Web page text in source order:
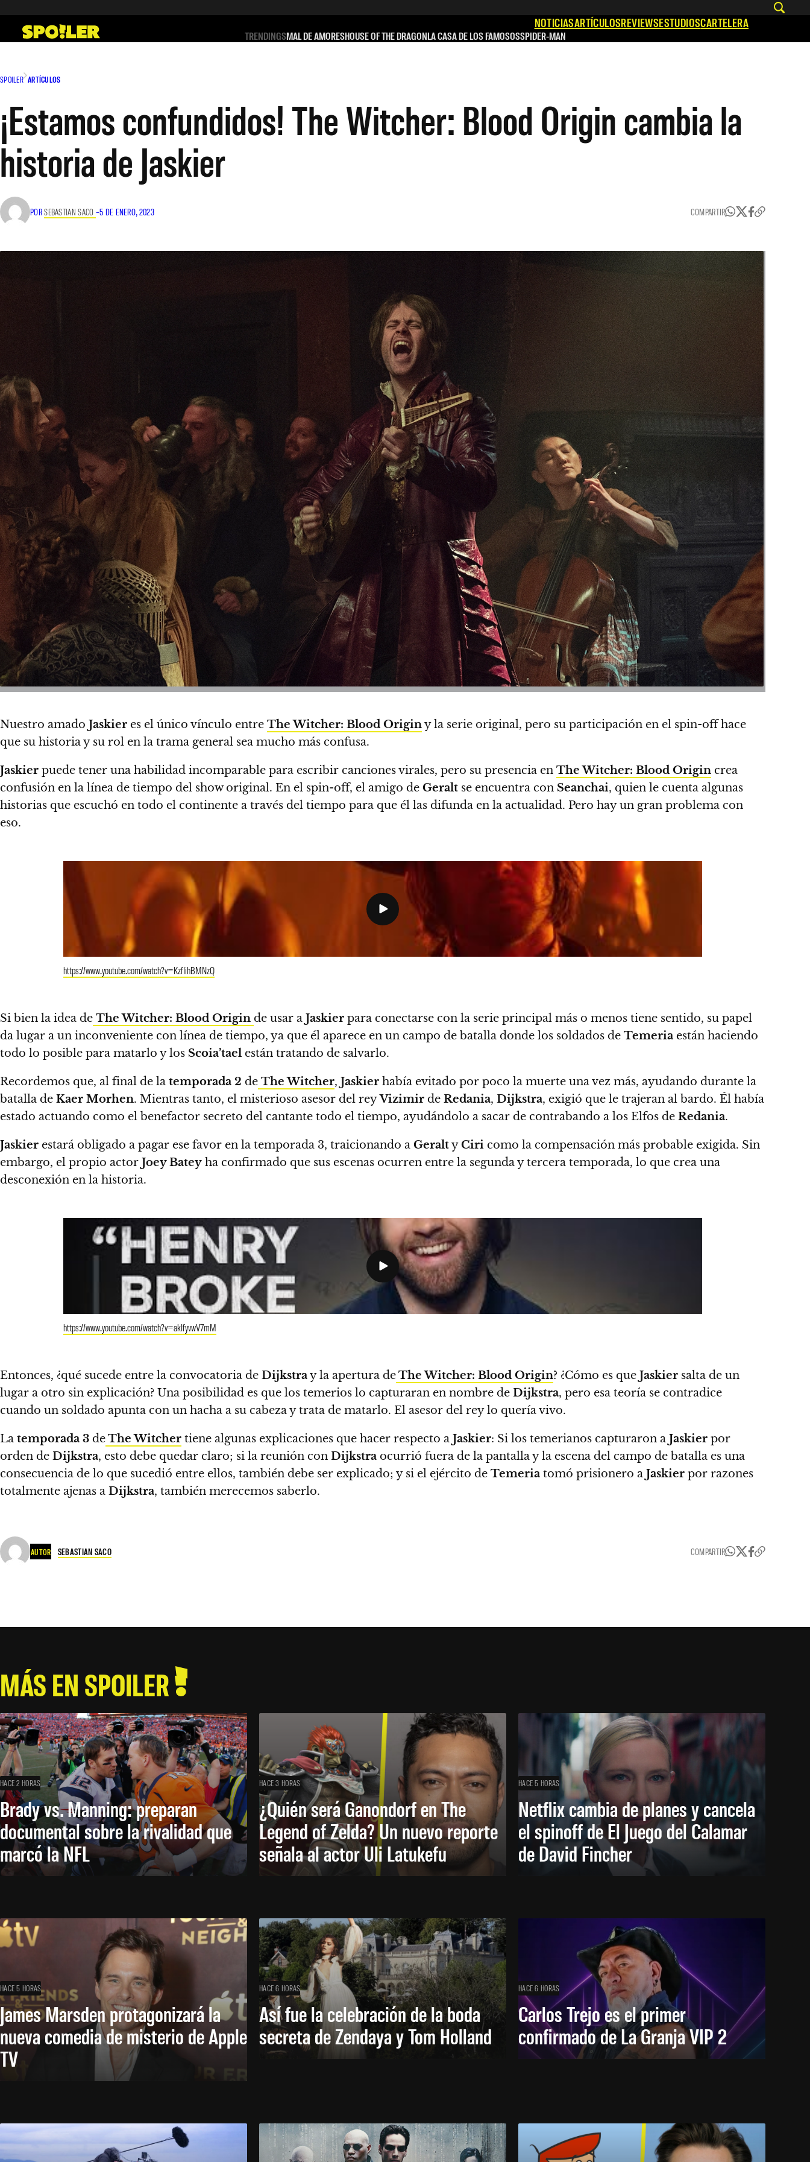
contenido
NOTICIASARTÍCULOSREVIEWSESTUDIOSCARTELERA
TRENDINGSMAL DE AMORESHOUSE OF THE DRAGONLA CASA DE LOS FAMOSOSSPIDER-MAN
SPOILER ARTÍCULOS
¡Estamos confundidos! The Witcher: Blood Origin cambia la
historia de Jaskier
PORSEBASTIAN SACO –5 DE ENERO, 2023 COMPARTIR
Nuestro amado Jaskier es el único vínculo entre The Witcher: Blood Originy la serie original, pero su participación en el spin-off hace
que su historia y su rol en la trama general sea mucho más confusa.
Jaskier puede tener una habilidad incomparable para escribir canciones virales, pero su presencia en The Witcher: Blood Origin crea
confusión en la línea de tiempo del show original. En el spin-off, el amigo de Geralt se encuentra con Seanchai, quien le cuenta algunas
historias que escuchó en todo el continente a través del tiempo para que él las difunda en la actualidad. Pero hay un gran problema con
eso.
https://www.youtube.com/watch?v=KzfIihBMNzQ
Si bien la idea de The Witcher: Blood Origin de usar a Jaskier para conectarse con la serie principal más o menos tiene sentido, su papel
da lugar a un inconveniente con línea de tiempo, ya que él aparece en un campo de batalla donde los soldados de Temeria están haciendo
todo lo posible para matarlo y los Scoia’tael están tratando de salvarlo.
Recordemos que, al final de la temporada 2 de The Witcher, Jaskier había evitado por poco la muerte una vez más, ayudando durante la
batalla de Kaer Morhen. Mientras tanto, el misterioso asesor del reyVizimir de Redania, Dijkstra, exigió que le trajeran al bardo. Él había
estado actuando como el benefactor secreto del cantante todo el tiempo, ayudándolo a sacar de contrabando a los Elfos de Redania.
Jaskier estará obligado a pagar ese favor en la temporada 3, traicionando a GeraltyCiri como la compensación más probable exigida. Sin
embargo, el propio actor Joey Batey ha confirmado que sus escenas ocurren entre la segunda y tercera temporada, lo que crea una
desconexión en la historia.
https://www.youtube.com/watch?v=akIfyvwV7mM
Entonces, ¿qué sucede entre la convocatoria de Dijkstray la apertura deThe Witcher: Blood Origin? ¿Cómo es que Jaskier salta de un
lugar a otro sin explicación? Una posibilidad es que los temerios lo capturaran en nombre de Dijkstra, pero esa teoría se contradice
cuando un soldado apunta con un hacha a su cabeza y trata de matarlo. El asesor del rey lo quería vivo.
La temporada 3 deThe Witcher tiene algunas explicaciones que hacer respecto a Jaskier: Si los temerianos capturaron a Jaskier por
orden de Dijkstra, esto debe quedar claro; si la reunión con Dijkstra ocurrió fuera de la pantalla y la escena del campo de batalla es una
consecuencia de lo que sucedió entre ellos, también debe ser explicado; y si el ejército de Temeria tomó prisionero a Jaskier por razones
totalmente ajenas a Dijkstra, también merecemos saberlo.
AUTOR SEBASTIAN SACO COMPARTIR
MÁS EN SPOILER
HACE 2 HORAS
Brady vs. Manning: preparan
documental sobre la rivalidad que
marcó la NFL
HACE 3 HORAS
¿Quién será Ganondorf en The
Legend of Zelda? Un nuevo reporte
señala al actor Uli Latukefu
HACE 5 HORAS
Netflix cambia de planes y cancela
el spinoff de El Juego del Calamar
de David Fincher
HACE 5 HORAS
James Marsden protagonizará la
nueva comedia de misterio de Apple
TV
HACE 6 HORAS
Así fue la celebración de la boda
secreta de Zendaya y Tom Holland
HACE 6 HORAS
Carlos Trejo es el primer
confirmado de La Granja VIP 2